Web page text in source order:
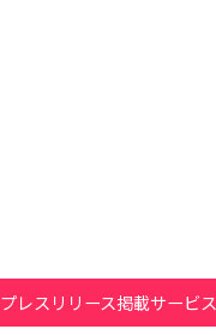
プレスリリース掲載サービス